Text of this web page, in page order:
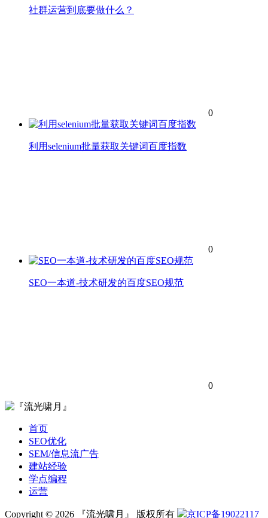
社群运营到底要做什么？
0
利用selenium批量获取关键词百度指数
0
SEO一本道-技术研发的百度SEO规范
0
首页
SEO优化
SEM/信息流广告
建站经验
学点编程
运营
Copyright © 2026 『流光啸月』 版权所有 京ICP备19022117